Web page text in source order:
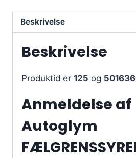
Beskrivelse
Beskrivelse
Produktid er 125 og
Anmeldelse af
Autoglym